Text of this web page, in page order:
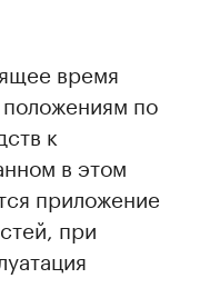
время
по
к
в этом
приложение
при